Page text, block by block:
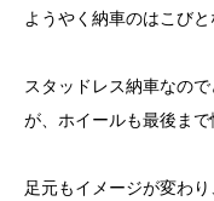
ようやく納車のはこびと
スタッドレス納車なの
が、ホイールも最後まで
足元もイメージが変わ